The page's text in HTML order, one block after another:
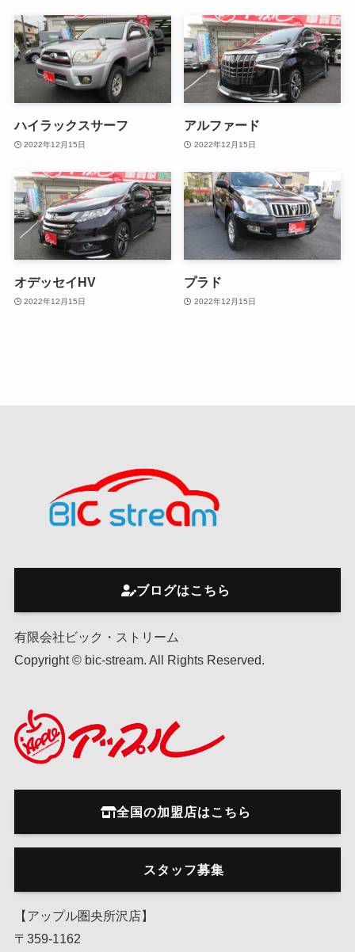
ハイラックスサーフ
2022年12月15日
アルファード
2022年12月15日
オデッセイHV
2022年12月15日
プラド
2022年12月15日
ブログはこちら
有限会社ビック・ストリーム
Copyright © bic-stream. All Rights Reserved.
全国の加盟店はこちら
スタッフ募集
【アップル圏央所沢店】
〒359-1162